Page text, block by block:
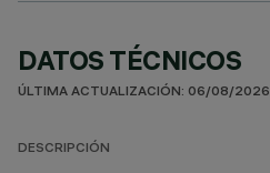
DATOS TÉCNICOS
ÚLTIMA ACTUALIZACIÓN: 06/08/2026
DESCRIPCIÓN